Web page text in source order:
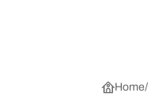
Home